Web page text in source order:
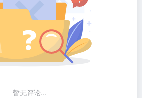
暂无评论...